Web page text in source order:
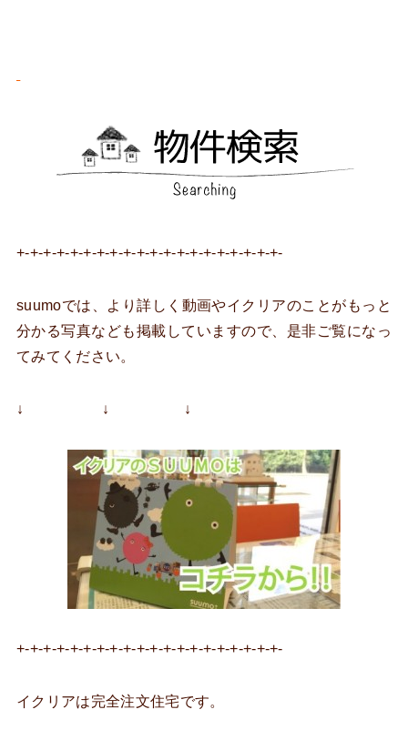
+-+-+-+-+-+-+-+-+-+-+-+-+-+-+-+-+-+-+-+-
suumoでは、より詳しく動画やイクリアのことがもっと
分かる写真なども掲載していますので、是非ご覧になっ
てみてください。
↓ ↓ ↓
+-+-+-+-+-+-+-+-+-+-+-+-+-+-+-+-+-+-+-+-
イクリアは完全注文住宅です。